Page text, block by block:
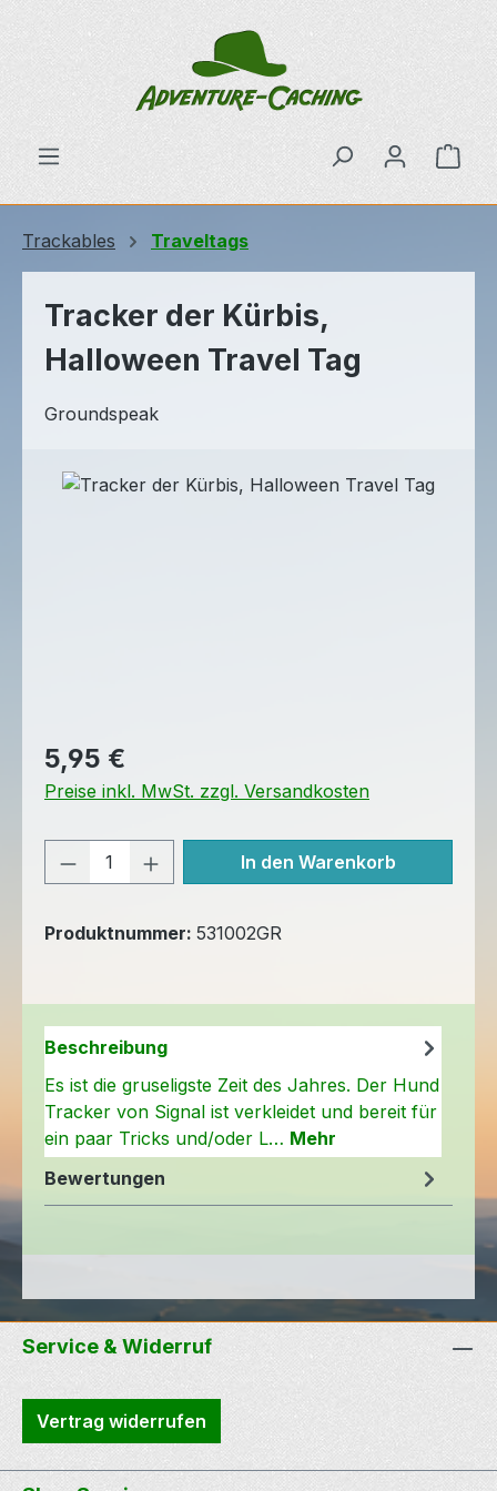
Zum Hauptinhalt springen
Trackables Traveltags
Tracker der Kürbis,
Halloween Travel Tag
Groundspeak
Regulärer Preis:
5,95 €
Preise inkl. MwSt. zzgl. Versandkosten
Produkt Anzahl: Gib den
In den Warenkorb
Produktnummer: 531002GR
Beschreibung
Es ist die gruseligste Zeit des Jahres. Der Hund
Tracker von Signal ist verkleidet und bereit für
ein paar Tricks und/oder L… Mehr
Bewertungen
Service & Widerruf
Vertrag widerrufen